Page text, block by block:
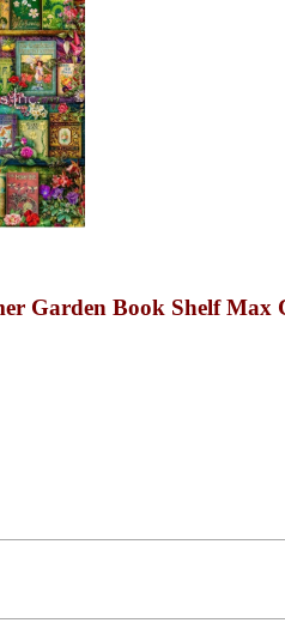
Garden Book Shelf Max